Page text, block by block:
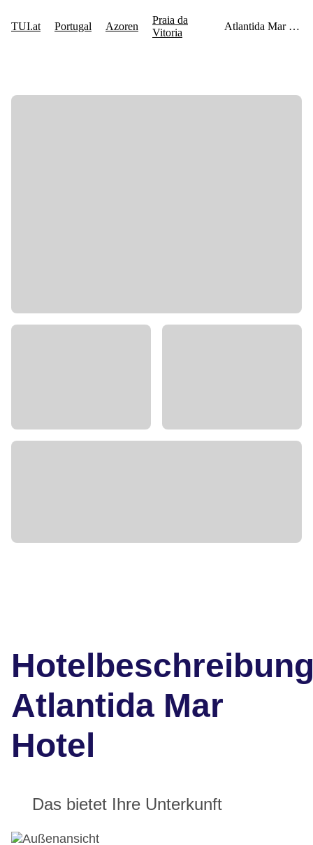
Atlantida Mar
Hotel
Das bietet Ihre Unterkunft